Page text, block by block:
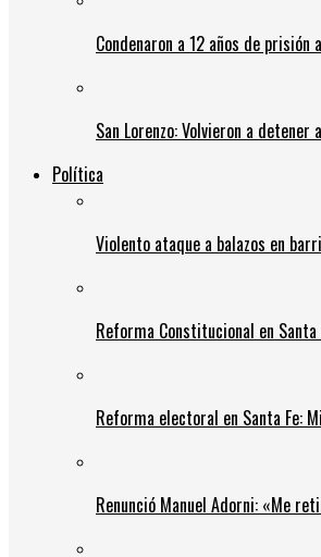
Condenaron a 12 años de
San Lorenzo: Volvieron a
Política
Violento ataque a balazos en
Reforma Constitucional en
Reforma electoral en Santa Fe:
Renunció Manuel Adorni: «Me